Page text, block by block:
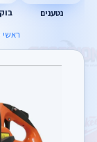
נטענים
ראשי